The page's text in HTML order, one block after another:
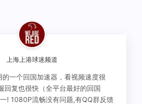
上海上港球迷频道
一个回国加速器，看视频速度很
回复也很快（全平台最好的回国
! 1080P流畅没有问题,有QQ群反馈